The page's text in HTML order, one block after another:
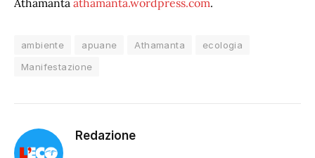
Athamanta athamanta.wordpress.com.
ambiente apuane Athamanta
ecologia
Manifestazione
Redazione